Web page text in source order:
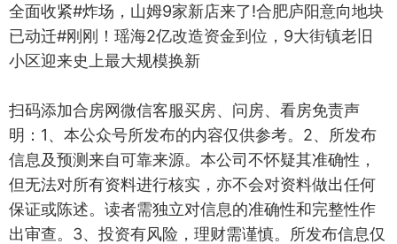
全面收紧#炸场，山姆9家新店来了!合肥庐阳意向地块
已动迁#刚刚！瑶海2亿改造资金到位，9大街镇老旧
小区迎来史上最大规模换新
扫码添加合房网微信客服买房、问房、看房免责声
明：1、本公众号所发布的内容仅供参考。2、所发布
信息及预测来自可靠来源。本公司不怀疑其准确性，
但无法对所有资料进行核实，亦不会对资料做出任何
保证或陈述。读者需独立对信息的准确性和完整性作
出审查。3、投资有风险，理财需谨慎。所发布信息仅